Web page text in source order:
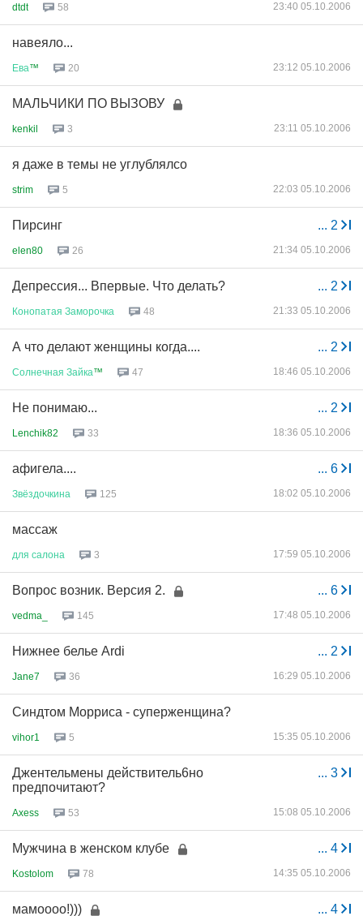
dtdt 58 23:40 05.10.2006
навеяло...
Ева™ 20 23:12 05.10.2006
МАЛЬЧИКИ ПО ВЫЗОВУ
kenkil 3 23:11 05.10.2006
я даже в темы не углублялсо
strim 5 22:03 05.10.2006
... 2
Пирсинг
elen80 26 21:34 05.10.2006
... 2
Депрессия... Впервые. Что делать?
Конопатая Заморочка 48 21:33 05.10.2006
... 2
А что делают женщины когда....
Солнечная Зайка™ 47 18:46 05.10.2006
... 2
Не понимаю...
Lenchik82 33 18:36 05.10.2006
... 6
афигела....
Звёздочкина 125 18:02 05.10.2006
массаж
для салона 3 17:59 05.10.2006
... 6
Вопрос возник. Версия 2.
vedma_ 145 17:48 05.10.2006
... 2
Нижнее белье Ardi
Jane7 36 16:29 05.10.2006
Синдтом Морриса - суперженщина?
vihor1 5 15:35 05.10.2006
... 3
Джентельмены действитель6но
предпочитают?
Axess 53 15:08 05.10.2006
... 4
Мужчина в женском клубе
Kostolom 78 14:35 05.10.2006
... 4
мамоооо!)))